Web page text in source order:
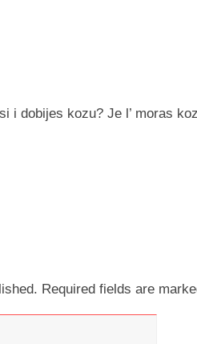
i dobijes kozu? Je l’ moras
Required fields are